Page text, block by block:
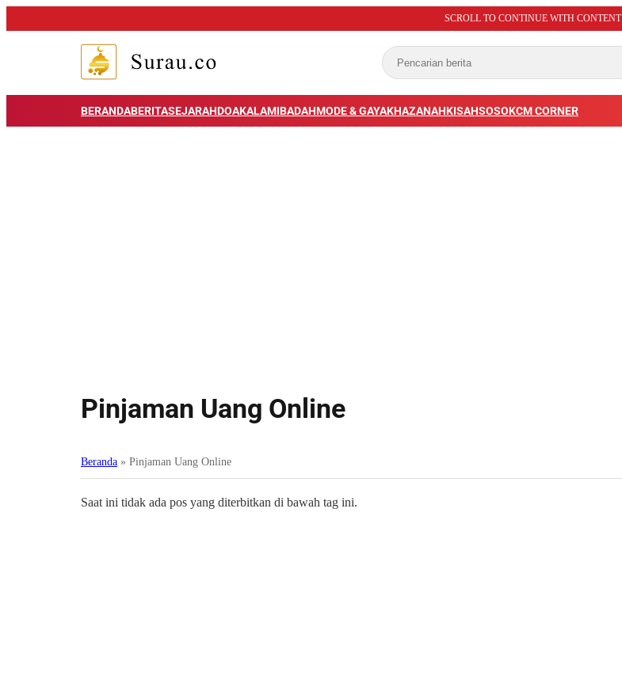
SCROLL TO CONTINUE WITH CONTENT
BERANDABERITASEJARAHDOAKALAMIBADAHMODE & GAYAKHAZANAHKISAHSOSOKCM CORNER
Pinjaman Uang Online
Beranda » Pinjaman Uang Online
Saat ini tidak ada pos yang diterbitkan di bawah tag ini.